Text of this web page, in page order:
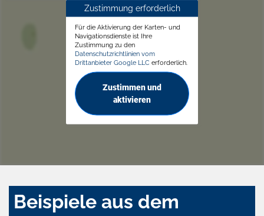
Zustimmung erforderlich
Für die Aktivierung der Karten- und
Navigationsdienste ist Ihre
Zustimmung zu den
Datenschutzrichtlinien vom
Drittanbieter Google LLC erforderlich.
Zustimmen und
aktivieren
Beispiele aus dem